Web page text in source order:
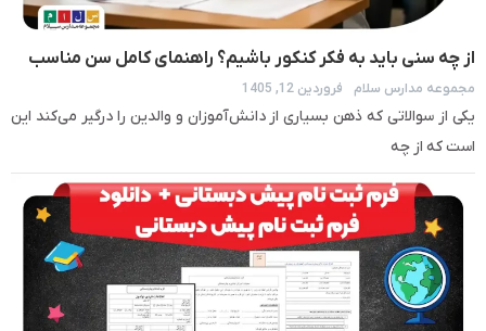
از چه سنی باید به فکر کنکور باشیم؟ راهنمای کامل سن مناسب
برای شروع کنکور
مجموعه مدارس سلام فروردین 12, 1405
یکی از سوالاتی که ذهن بسیاری از دانش‌آموزان و والدین را درگیر می‌کند این
است که از چه